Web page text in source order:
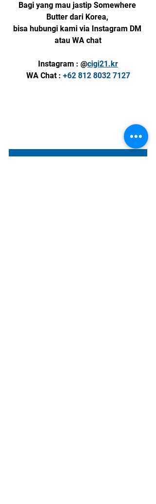
Bagi yang mau jastip Somewhere
Butter dari Korea,
bisa hubungi kami via Instagram DM
atau WA chat
Instagram : @cigi21.kr
WA Chat : +62 812 8032 7127